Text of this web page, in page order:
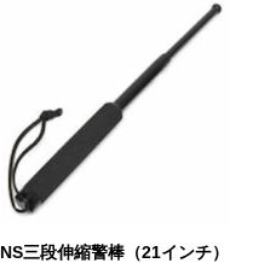
NS三段伸縮警棒（21インチ）